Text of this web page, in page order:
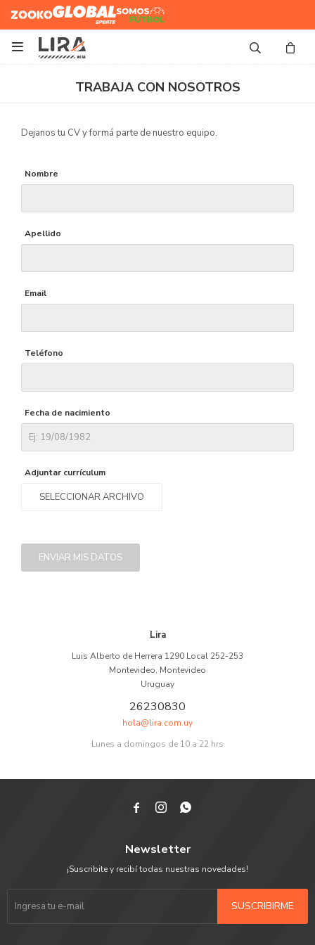
Zooko Global Sports
Somos
Futbol

TRABAJA CON NOSOTROS
Dejanos tu CV y formá parte de nuestro equipo.
Nombre
Apellido
Email
Teléfono
Fecha de nacimiento
Adjuntar currículum
SELECCIONAR ARCHIVO
ENVIAR MIS DATOS
Lira
Luis Alberto de Herrera 1290 Local 252-253
Montevideo, Montevideo
Uruguay
26230830
hola@lira.com.uy
Lunes a domingos de 10 a 22 hrs
  
Newsletter
¡Suscribite y recibí todas nuestras novedades!
SUSCRIBIRME